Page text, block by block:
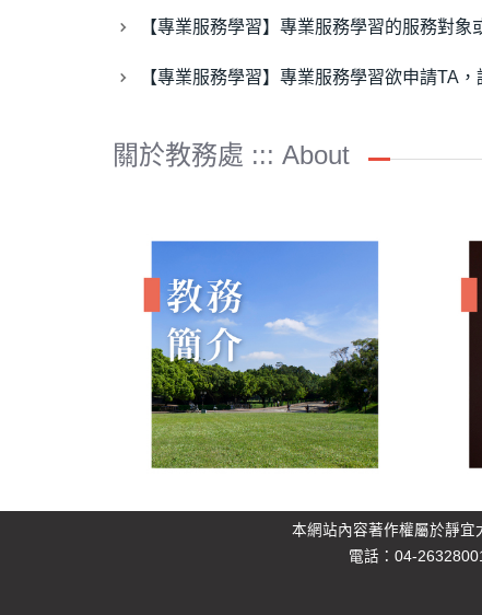
【專業服務學習】專業服務學習的服務對
【專業服務學習】專業服務學習欲申請TA
關於教務處 ::: About
本網站內容著作權屬於靜宜
電話：04-